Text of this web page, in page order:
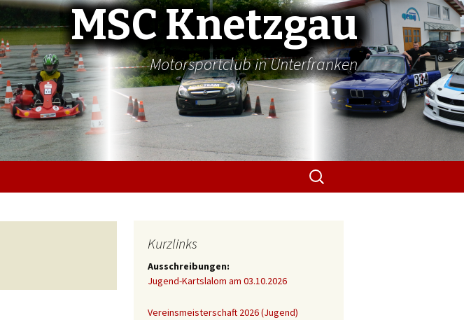
MSC Knetzgau
Motorsportclub in Unterfranken
Suchen
nach:
Kurzlinks
Ausschreibungen:
Jugend-Kartslalom am 03.10.2026
Vereinsmeisterschaft 2026 (Jugend)